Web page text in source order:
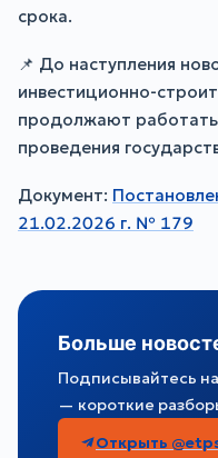
срока.
📌 До наступления
инвестиционно-
продолжают
проведения
Документ:
21.02.2026 г. № 179
Больше
Подписывайтесь
— короткие
Открыть